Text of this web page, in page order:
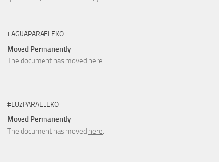
#AGUAPARAELEKO
Moved Permanently
The document has moved here.
#LUZPARAELEKO
Moved Permanently
The document has moved here.